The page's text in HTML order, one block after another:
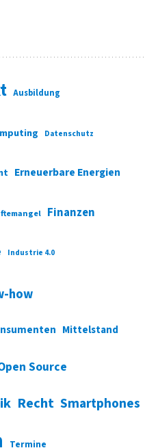
Ausbildung
Datenschutz
Erneuerbare Energien
Finanzen
Industrie 4.0
how
Mittelstand
Source
Recht Smartphones
Termine